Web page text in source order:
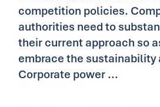
competition policies.
authorities need to
their current approach so
embrace the sustainability
Corporate power ...